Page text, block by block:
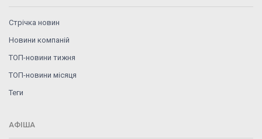
Стрічка новин
Новини компаній
ТОП-новини тижня
ТОП-новини місяця
Теги
АФІША